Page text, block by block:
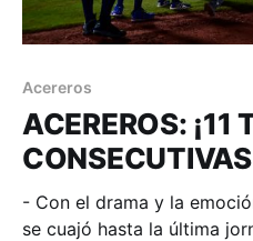
Acereros
ACEREROS: ¡11
- Con el drama y la
se cuajó hasta la última